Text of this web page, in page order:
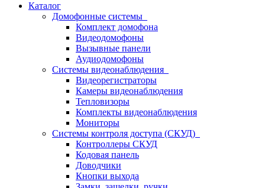
Каталог
Домофонные системы
Комплект домофона
Видеодомофоны
Вызывные панели
Аудиодомофоны
Системы видеонаблюдения
Видеорегистраторы
Камеры видеонаблюдения
Тепловизоры
Комплекты видеонаблюдения
Мониторы
Системы контроля доступа (СКУД)
Контроллеры СКУД
Кодовая панель
Доводчики
Кнопки выхода